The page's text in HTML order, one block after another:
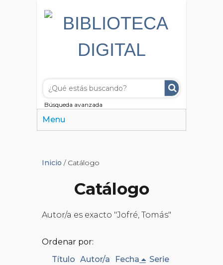
Búsqueda avanzada
Menu
Inicio / Catálogo
Catálogo
Autor/a es exacto "Jofré, Tomás"
Ordenar por:
Título Autor/a Fecha Serie